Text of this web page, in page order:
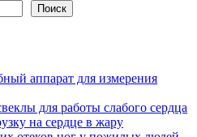
Поиск
аппарат для измерения
для работы слабого сердца
на сердце в жару